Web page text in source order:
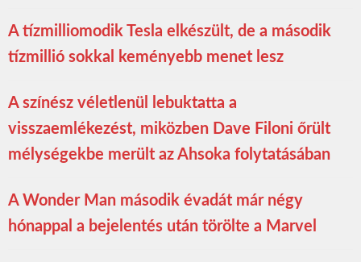
A tízmilliomodik Tesla elkészült, de a második
tízmillió sokkal keményebb menet lesz
A színész véletlenül lebuktatta a
visszaemlékezést, miközben Dave Filoni őrült
mélységekbe merült az Ahsoka folytatásában
A Wonder Man második évadát már négy
hónappal a bejelentés után törölte a Marvel